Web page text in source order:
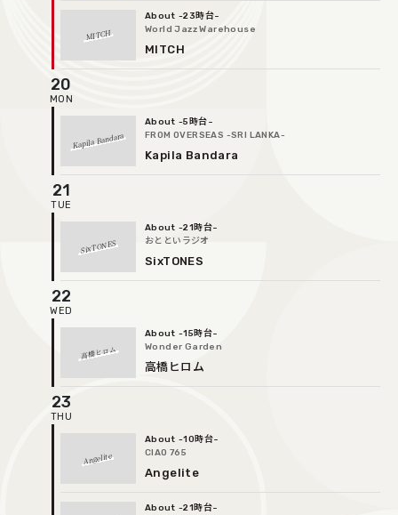
MITCH
-23時台
World Jazz Warehouse
MITCH
20
Kapila Bandara
-5時台
FROM OVERSEAS -SRI LANKA-
Kapila Bandara
21
SixTONES
-21時台
おとといラジオ
SixTONES
22
高橋ヒロム
-15時台
Wonder Garden
高橋ヒロム
23
Angelite
-10時台
CIAO 765
Angelite
-21時台